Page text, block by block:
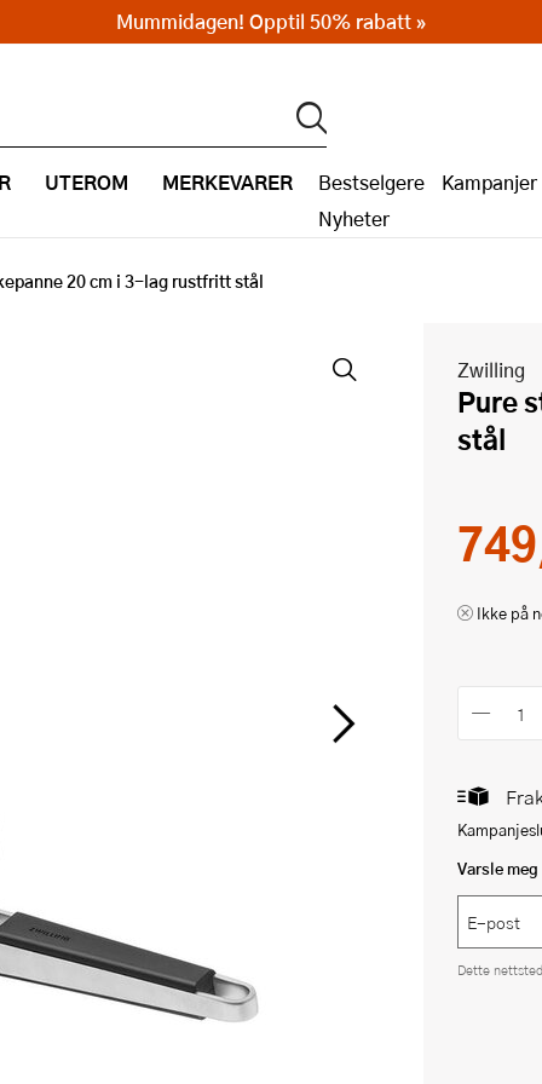
UTEROM MERKEVARER Bestselgere
Kampanjer
Nyheter
20 cm i 3-lag rustfritt stål
Zwilling
Pure stekepanne 20 cm i 3-lag rustfritt
stål
Ikke på
Varsle
Dette
Mummidagen! Opptil 50% rabatt »